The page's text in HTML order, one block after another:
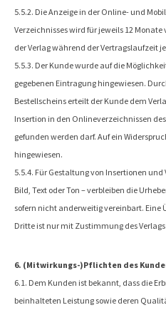
5.5.2. Die Anzeige in der Online- und
Verzeichnisses wird für jeweils 12
der Verlag während der Vertragslaufzeit
5.5.3. Der Kunde wurde auf die
gegebenen Eintragung hingewiesen.
Bestellscheins erteilt der Kunde dem
Insertion in den Onlineverzeichnissen
gefunden werden darf. Auf ein
hingewiesen.
5.5.4. Für Gestaltung von Insertionen
Bild, Text oder Ton – verbleiben die
sofern nicht anderweitig vereinbart. Eine
Dritte ist nur mit Zustimmung des
6. (Mitwirkungs-)Pflichten des
6.1. Dem Kunden ist bekannt, dass die
beinhalteten Leistung sowie deren